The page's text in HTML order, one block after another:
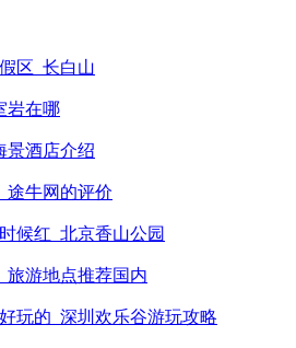
区_长白山
岩在哪
景酒店介绍
途牛网的评价
候红_北京香山公园
旅游地点推荐国内
玩的_深圳欢乐谷游玩攻略